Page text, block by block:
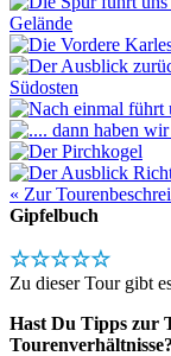
« Zur
Gipfelbuch
☆☆☆☆☆
Zu dieser Tour gibt
Hast Du Tipps zur
Tourenverhältnisse?